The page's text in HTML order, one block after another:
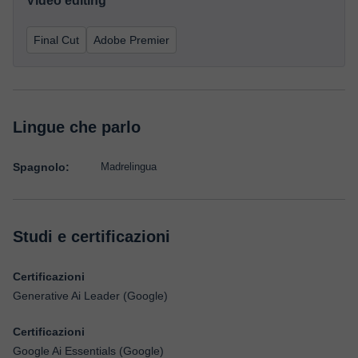
Final Cut Adobe Premier
Lingue che parlo
Spagnolo: Madrelingua
Studi e certificazioni
Certificazioni
Generative Ai Leader (Google)
Certificazioni
Google Ai Essentials (Google)